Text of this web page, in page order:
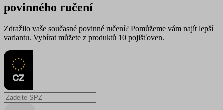
povinného ručení
Zdražilo vaše současné povinné ručení? Pomůžeme vám najít lepší
variantu. Vybírat můžete z produktů 10 pojišťoven.